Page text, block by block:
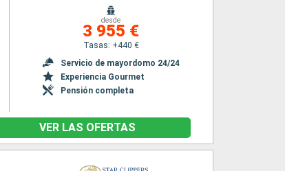
desde
3 955 €
Tasas: +440 €
Servicio de mayordomo 24/24
Experiencia Gourmet
Pensión completa
VER LAS OFERTAS